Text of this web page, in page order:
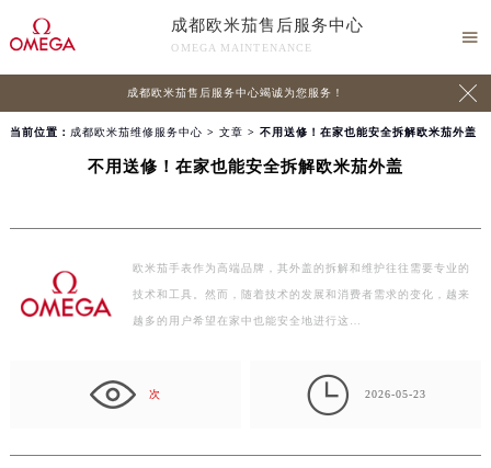
成都欧米茄售后服务中心
OMEGA MAINTENANCE

成都欧米茄售后服务中心竭诚为您服务！ 
当前位置： 成都欧米茄维修服务中心 > 文章 > 不用送修！在家也能安全拆解欧米茄外盖
不用送修！在家也能安全拆解欧米茄外盖
欧米茄手表作为高端品牌，其外盖的拆解和维护往往需要专业的
技术和工具。然而，随着技术的发展和消费者需求的变化，越来
越多的用户希望在家中也能安全地进行这…
次  2026-05-23